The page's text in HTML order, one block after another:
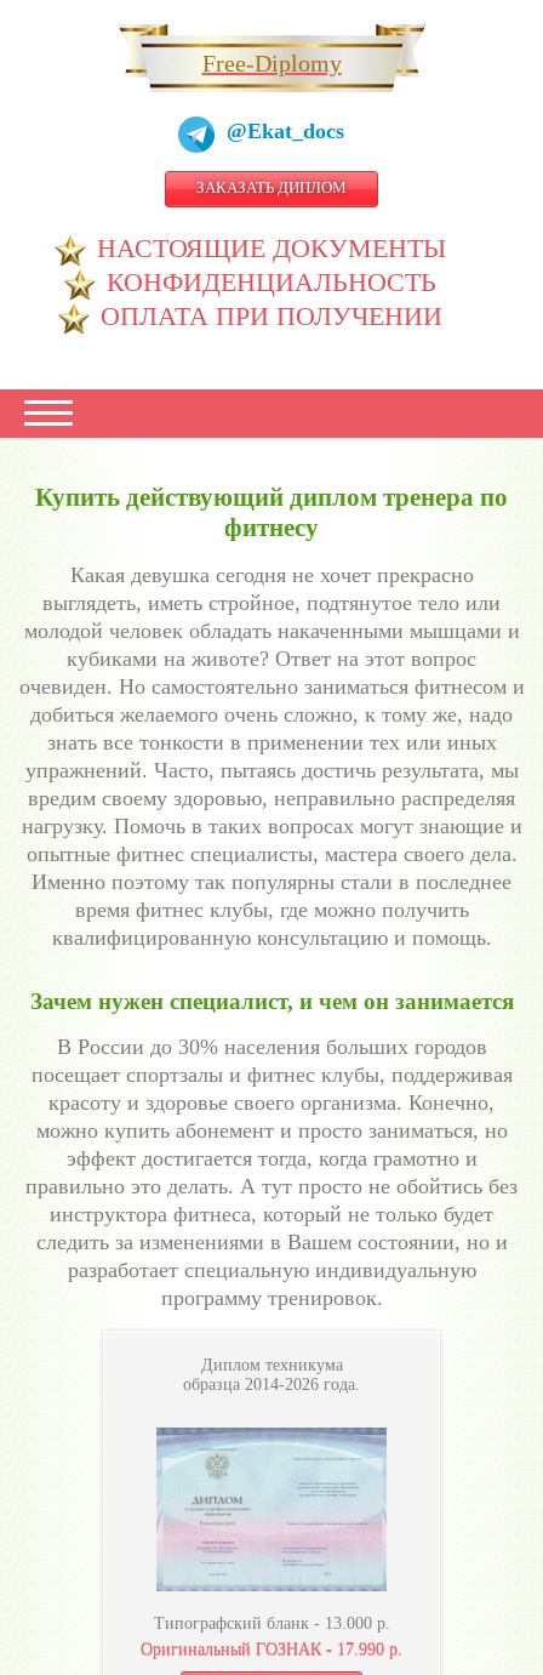
Free-Diplomy
@Ekat_docs
ЗАКАЗАТЬ ДИПЛОМ
НАСТОЯЩИЕ ДОКУМЕНТЫ
КОНФИДЕНЦИАЛЬНОСТЬ
ОПЛАТА ПРИ ПОЛУЧЕНИИ
Купить действующий диплом тренера по
фитнесу
Какая девушка сегодня не хочет прекрасно
выглядеть, иметь стройное, подтянутое тело или
молодой человек обладать накаченными мышцами и
кубиками на животе? Ответ на этот вопрос
очевиден. Но самостоятельно заниматься фитнесом и
добиться желаемого очень сложно, к тому же, надо
знать все тонкости в применении тех или иных
упражнений. Часто, пытаясь достичь результата, мы
вредим своему здоровью, неправильно распределяя
нагрузку. Помочь в таких вопросах могут знающие и
опытные фитнес специалисты, мастера своего дела.
Именно поэтому так популярны стали в последнее
время фитнес клубы, где можно получить
квалифицированную консультацию и помощь.
Зачем нужен специалист, и чем он занимается
В России до 30% населения больших городов
посещает спортзалы и фитнес клубы, поддерживая
красоту и здоровье своего организма. Конечно,
можно купить абонемент и просто заниматься, но
эффект достигается тогда, когда грамотно и
правильно это делать. А тут просто не обойтись без
инструктора фитнеса, который не только будет
следить за изменениями в Вашем состоянии, но и
разработает специальную индивидуальную
программу тренировок.
Диплом техникума
образца 2014-2026 года.
Типографский бланк - 13.000р.
Оригинальный ГОЗНАК - 17.990 р.